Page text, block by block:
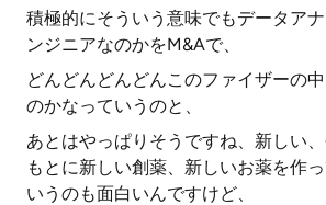
積極的にそういう意味でもデータア
ンジニアなのかをM&Aで、
どんどんどんどんこのファイザーの
のかなっていうのと、
あとはやっぱりそうですね、新しい
もとに新しい創薬、新しいお薬を作
いうのも面白いんですけど、